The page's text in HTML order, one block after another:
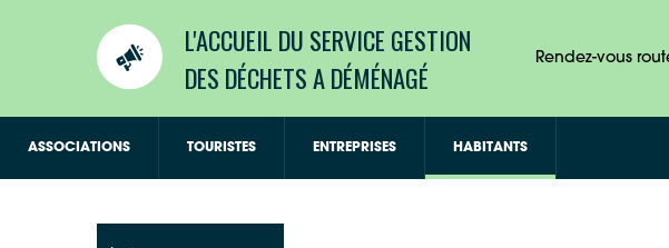
L'ACCUEIL DU SERVICE GESTION
DES DÉCHETS A DÉMÉNAGÉ
Rendez-vous
ASSOCIATIONS TOURISTES ENTREPRISES HABITANTS